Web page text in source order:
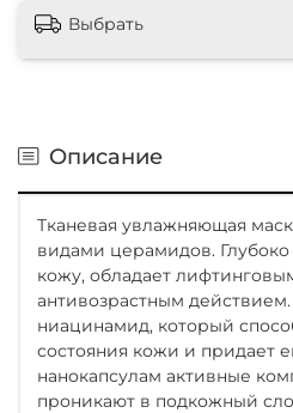
Выбрать
Описание
Тканевая увлажняющая
видами церамидов.
кожу, обладает
антивозрастным
ниацинамид, который
состояния кожи и придает
нанокапсулам активные
проникают в подкожный